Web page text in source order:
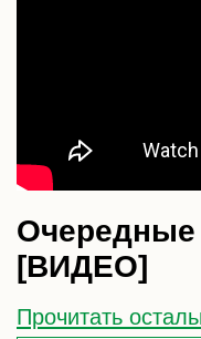
Очередные
[ВИДЕО]
Прочитать